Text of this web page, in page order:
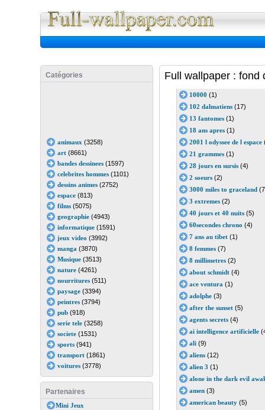
Catégories
animaux (3258)
art(8661)
bandes dessinees(1597)
celebrites hommes(1101)
dessins animes(2752)
espace(813)
films(5075)
geographie(4943)
informatique(1591)
jeux video (3992)
manga (3870)
Musique(3513)
nature(4261)
nourritures(511)
paysage(3394)
peintres(3794)
pub(918)
serie tele(3258)
societe(1531)
sports(941)
transport(1861)
voitures(3778)
Partenaires
Mini Jeux
Full wallpaper : fond
10000 (1)
102 dalmatiens (17)
13 fantomes (1)
18 ans apres (1)
2001 l odyssee de l espace
21 grammes (1)
28 jours en sursis (4)
2 soeurs (2)
3000 miles to graceland
3 extremes (2)
40 jours et 40 nuits (5)
60secondes chrono (4)
7 ans au tibet (1)
8 femmes (7)
8 millimetres (2)
about schmidt (4)
ace ventura (1)
adolphe (3)
after the sunset (5)
agents secrets (4)
ai intelligence artificielle
ali (9)
aliens (12)
alien 3 (1)
alone in the dark evil
amen (3)
american beauty (5)